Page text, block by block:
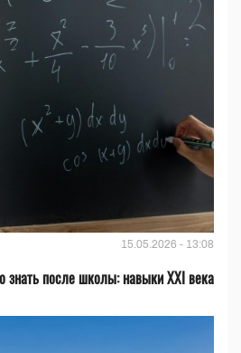
15.05.2026 - 13:08
знать после школы: навыки XXI века